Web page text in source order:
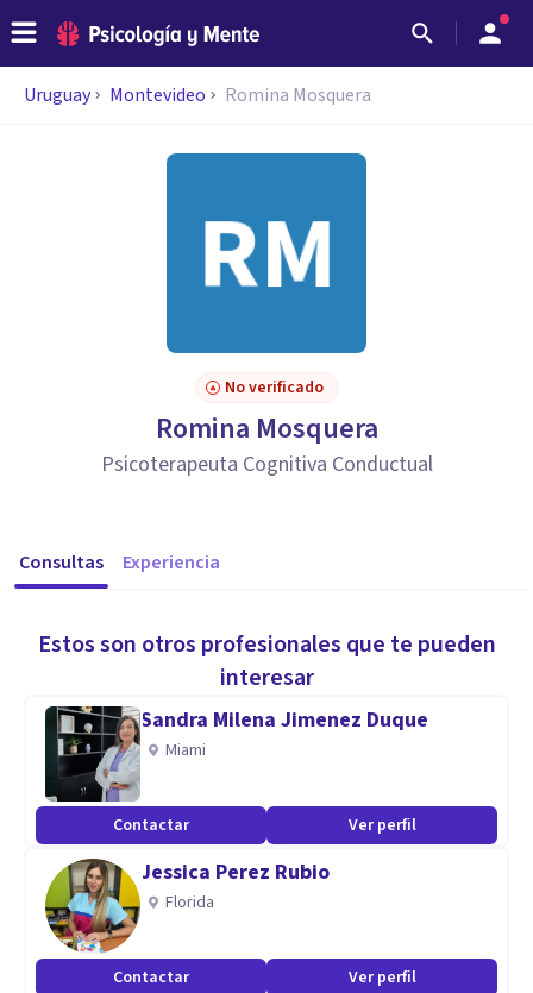
Uruguay Montevideo Romina Mosquera
No verificado
Romina Mosquera
Psicoterapeuta Cognitiva Conductual
Consultas Experiencia
Estos son otros profesionales que te pueden
interesar
Sandra Milena Jimenez Duque
Miami
Contactar Ver perfil
Jessica Perez Rubio
Florida
Contactar Ver perfil